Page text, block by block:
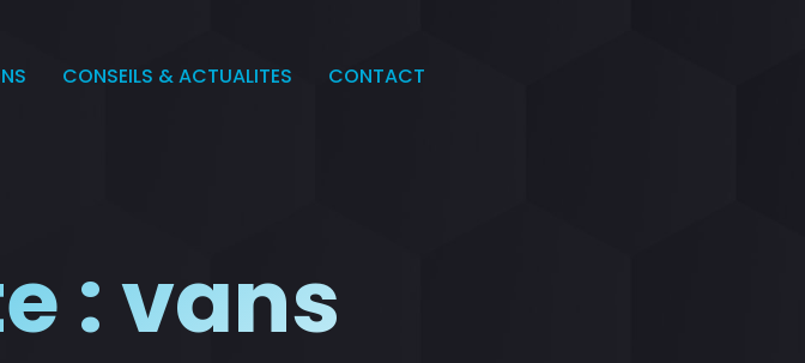
CONSEILS & ACTUALITES CONTACT
:vans